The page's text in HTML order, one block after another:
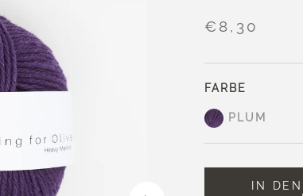
€8,30
FARBE
PLUM
IN